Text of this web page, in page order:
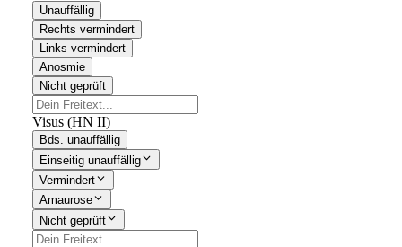
Unauffällig
Rechts vermindert
Links vermindert
Anosmie
Nicht geprüft
Visus (HN II)
Bds. unauffällig
Einseitig unauffällig
Vermindert
Amaurose
Nicht geprüft